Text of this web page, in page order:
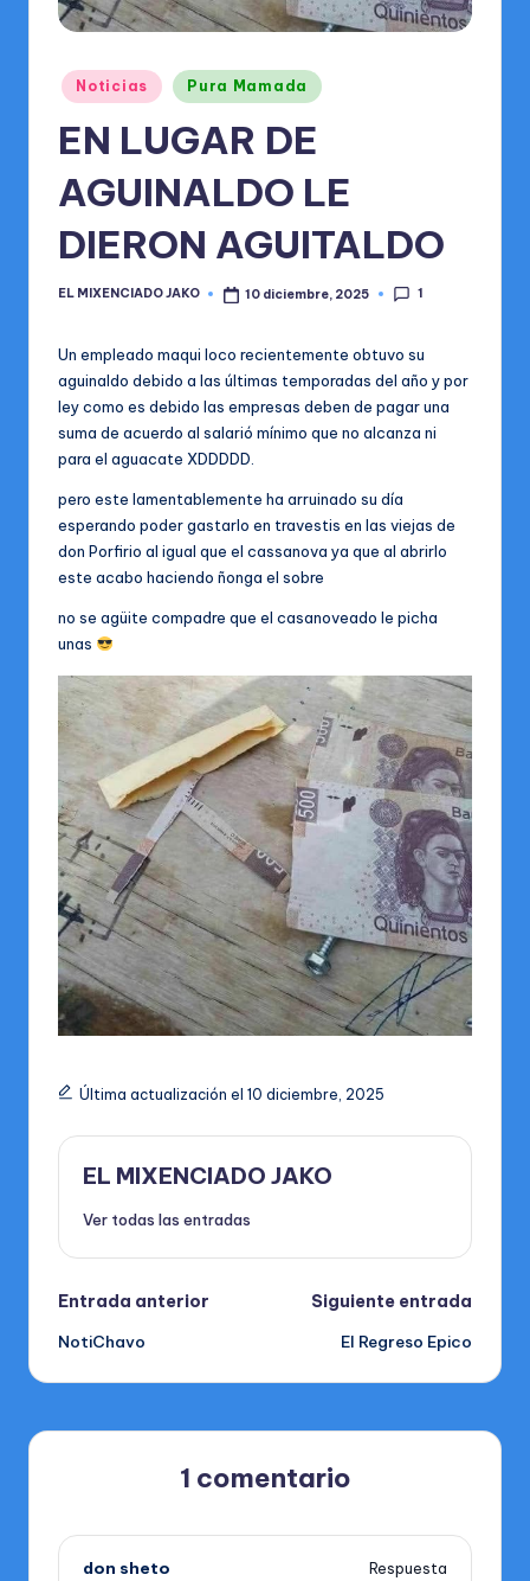
In
ci
o
Publicado
en
Noticias Pura Mamada
EN LUGAR DE
AGUINALDO LE
DIERON AGUITALDO
Publicado
EL MIXENCIADO JAKO 10 diciembre, 2025 1
Un empleado maqui loco recientemente obtuvo su
aguinaldo debido a las últimas temporadas del año y por
ley como es debido las empresas deben de pagar una
suma de acuerdo al salarió mínimo que no alcanza ni
para el aguacate XDDDDD.
pero este lamentablemente ha arruinado su día
esperando poder gastarlo en travestis en las viejas de
don Porfirio al igual que el cassanova ya que al abrirlo
este acabo haciendo ñonga el sobre
no se agüite compadre que el casanoveado le picha
unas
Última actualización el 10 diciembre, 2025
EL MIXENCIADO JAKO
Ver todas las entradas
Navegación
de
Entrada anterior
NotiChavo
Siguiente entrada
El Regreso Epico
1 comentario
don sheto
Respuesta